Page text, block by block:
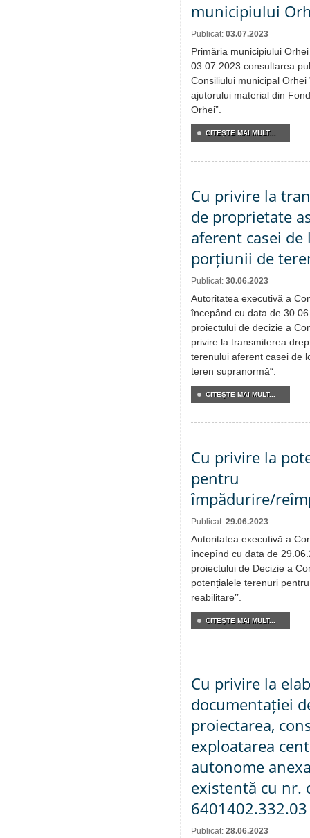
municipiului
Publicat: 03.07.2023
Primăria municipiului
03.07.2023 consultarea
Consiliului municipal
ajutorului material din
Orhei”.
CITEŞTE MAI MULT...
Cu privire la
de proprietate
aferent casei
porțiunii de
Publicat: 30.06.2023
Autoritatea executivă a
începând cu data de
proiectului de decizie a
privire la transmiterea
terenului aferent casei de
teren supranormă“.
CITEŞTE MAI MULT...
Cu privire la
pentru
împădurire/
Publicat: 29.06.2023
Autoritatea executivă a
începînd cu data de
proiectului de Decizie a
potențialele terenuri
reabilitare’’.
CITEŞTE MAI MULT...
Cu privire la
documentației
proiectarea,
exploatarea
autonome
existentă cu nr.
6401402.332.03
Publicat: 28.06.2023